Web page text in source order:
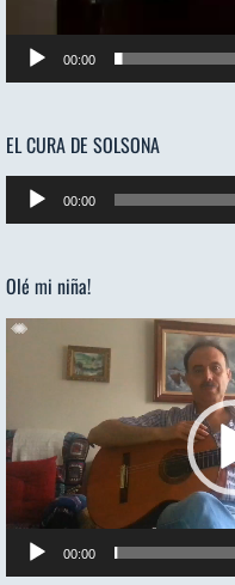
00:00
EL CURA DE SOLSONA
Reproductor
de
00:00
Olé mi niña!
Reproductor
00:00